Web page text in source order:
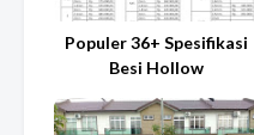
Populer 36+ Spesifikasi
Besi Hollow